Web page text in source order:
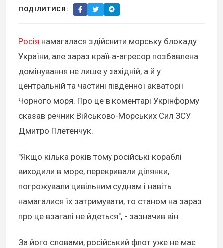
ПОДІЛИТИСЯ:
Росія намагалася здійснити морську блокаду
України, але зараз країна-агресор позбавлена
домінування не лише у західній, а й у
центральній та частині південної акваторії
Чорного моря. Про це в коментарі Укрінформу
сказав речник Військово-Морських Сил ЗСУ
Дмитро Плетенчук.
"Якщо кілька років тому російські кораблі
виходили в море, перекривали ділянки,
погрожували цивільним суднам і навіть
намагалися їх затримувати, то станом на зараз
про це взагалі не йдеться", - зазначив він.
За його словами, російський флот уже не має